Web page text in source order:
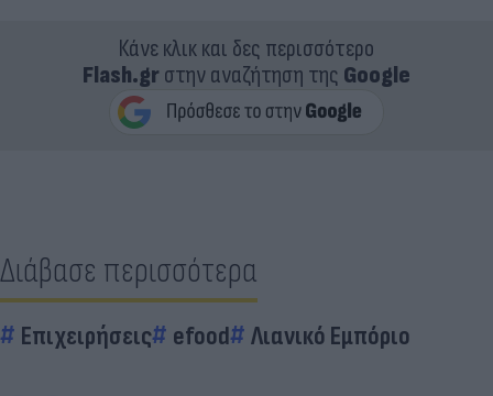
Κάνε κλικ και δες περισσότερο
Flash.grστην αναζήτηση της Google
Διάβασε περισσότερα
Επιχειρήσεις efood Λιανικό Εμπόριο